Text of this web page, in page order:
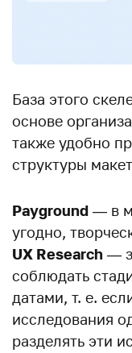
База этого
основе
также удобно
структуры
Payground — в
угодно,
UX Research —
соблюдать
датами, т. е.
исследования
разделять эти